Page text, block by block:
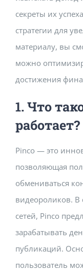
Building Safety
секреты их
стратегии для
материалу, вы
можно
достижения
1. Что
работает?
Pinco — это
позволяющая
обмениваться
видеороликов. В
сетей, Pinco
зарабатывать
публикаций.
пользователь